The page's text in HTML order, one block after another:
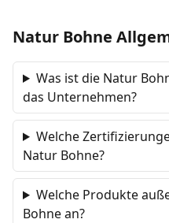
Natur Bohne
Was ist die Natur
das Unternehmen?
Welche
Natur Bohne?
Welche Produkte
Bohne an?